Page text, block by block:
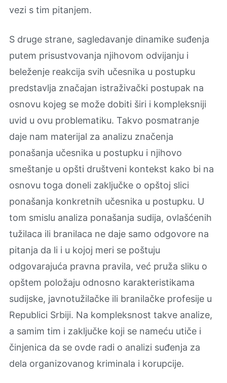
vezi s tim pitanjem.
S druge strane, sagledavanje dinamike suđenja
putem prisustvovanja njihovom odvijanju i
beleženje reakcija svih učesnika u postupku
predstavlja značajan istraživački postupak na
osnovu kojeg se može dobiti širi i kompleksniji
uvid u ovu problematiku. Takvo posmatranje
daje nam materijal za analizu značenja
ponašanja učesnika u postupku i njihovo
smeštanje u opšti društveni kontekst kako bi na
osnovu toga doneli zaključke o opštoj slici
ponašanja konkretnih učesnika u postupku. U
tom smislu analiza ponašanja sudija, ovlašćenih
tužilaca ili branilaca ne daje samo odgovore na
pitanja da li i u kojoj meri se poštuju
odgovarajuća pravna pravila, već pruža sliku o
opštem položaju odnosno karakteristikama
sudijske, javnotužilačke ili branilačke profesije u
Republici Srbiji. Na kompleksnost takve analize,
a samim tim i zaključke koji se nameću utiče i
činjenica da se ovde radi o analizi suđenja za
dela organizovanog kriminala i korupcije.